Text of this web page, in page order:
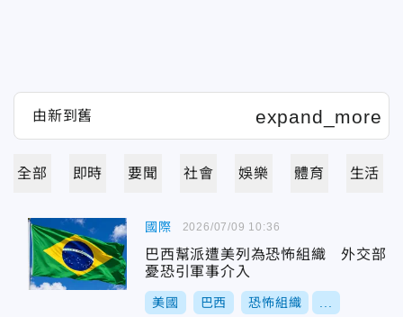
全部 即時 要聞 社會 娛樂 體育 生活
國際
巴西幫派遭美列為恐怖組織 外交部
憂恐引軍事介入
美國 巴西 恐怖組織
2026/07/09 10:36